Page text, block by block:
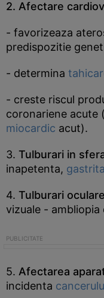
2. Afectare
- favorizeaza
predispozitie
- determina
- creste riscul
coronariene acute
miocardic acut).
3. Tulburari in
inapetenta, gastrita
4. Tulburari oculare
vizuale - ambliopia
5. Afectarea
incidenta